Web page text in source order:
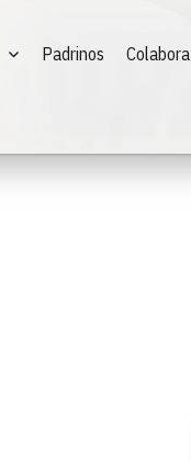
Padrinos Colabora